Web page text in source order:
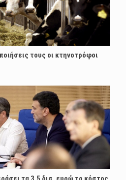
τους οι κτηνοτρόφοι